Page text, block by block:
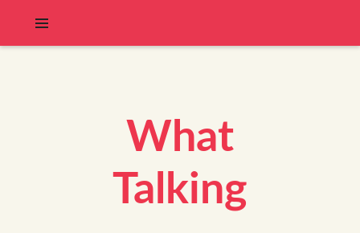
What
Talking